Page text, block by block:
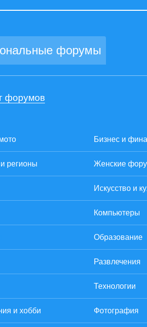
форумы
форумов
Бизнес и
регионы Женские
Искусство и
Компьютеры
Образование
Развлечения
Технологии
и хобби Фотография